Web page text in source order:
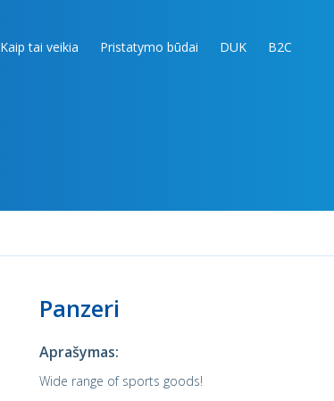
Kaip tai veikia Pristatymo būdai DUK B2C
Panzeri
Aprašymas:
Wide range of sports goods!